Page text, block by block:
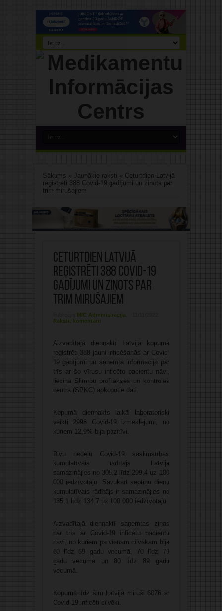
Sākums » Jaunākie raksti » Ceturtdien Latvijā
reģistrēti 388 Covid-19 gadījumi un ziņots par
trim mirušajiem
Ceturtdien Latvijā
reģistrēti 388 Covid-19
gadījumi un ziņots par
trim mirušajiem
MIC Administrācija
Rakstīt komentāru
Aizvadītajā diennaktī Latvijā kopumā
reģistrēti 388 jauni inficēšanās ar Covid-
19 gadījumi un saņemta informācija par
trīs ar šo vīrusu inficēto pacientu nāvi,
liecina Slimību profilakses un kontroles
centra (SPKC) apkopotie dati.
Kopumā diennakts laikā laboratoriski
veikti 2998 Covid-19 izmeklējumi, no
kuriem 12,9% bija pozitīvi.
Divu nedēļu Covid-19 saslimstības
kumulatīvais rādītājs Latvijā
samazinājies no 305,2 līdz 299,4 uz 100
000 iedzīvotāju. Savukārt septiņu dienu
kumulatīvais rādītājs ir samazinājies no
135,1 līdz 134,7 uz 100 000 iedzīvotāju.
Aizvadītajā diennaktī saņemtas ziņas
par trīs ar Covid-19 inficētu pacientu
nāvi, no kuriem pa vienam cilvēkam bija
60 līdz 69 gadu vecumā, 70 līdz 79
gadu vecumā un 80 līdz 89 gadu
vecumā.
Kopumā līdz šim Latvijā miruši 6076 ar
Covid-19 inficēti cilvēki.